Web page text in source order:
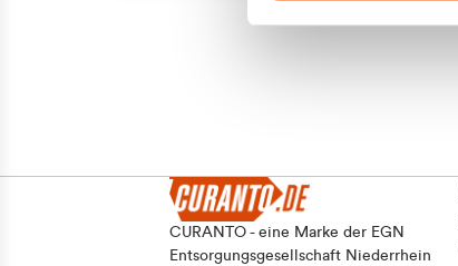
CURANTO - eine Marke der EGN
Entsorgungsgesellschaft Niederrhein